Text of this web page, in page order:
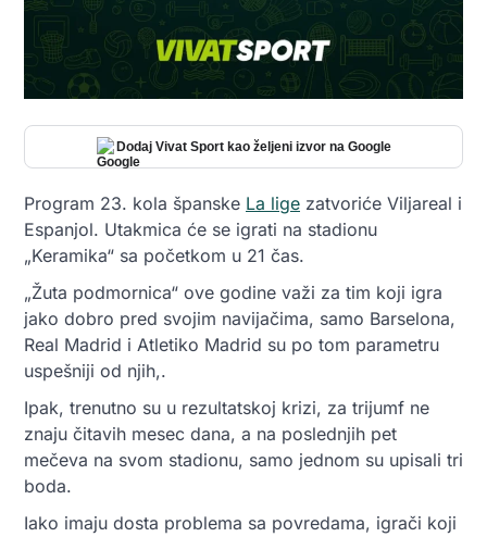
Dodaj Vivat Sport kao željeni izvor na Google
Program 23. kola španske La lige zatvoriće Viljareal i
Espanjol. Utakmica će se igrati na stadionu
„Keramika“ sa početkom u 21 čas.
„Žuta podmornica“ ove godine važi za tim koji igra
jako dobro pred svojim navijačima, samo Barselona,
Real Madrid i Atletiko Madrid su po tom parametru
uspešniji od njih,.
Ipak, trenutno su u rezultatskoj krizi, za trijumf ne
znaju čitavih mesec dana, a na poslednjih pet
mečeva na svom stadionu, samo jednom su upisali tri
boda.
Iako imaju dosta problema sa povredama, igrači koji